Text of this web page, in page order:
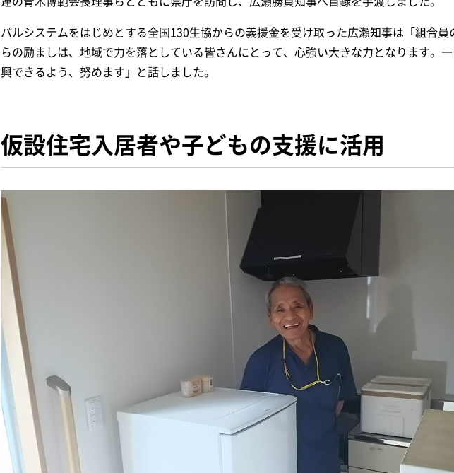
パルシステムをはじめとする全国130生協からの義援金を受け取った広瀬知事は「組合員
らの励ましは、地域で力を落としている皆さんにとって、心強い大きな力となります。
興できるよう、努めます」と話しました。
仮設住宅入居者や子どもの支援に活用